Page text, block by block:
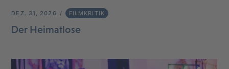
DEZ. 31, 2026 FILMKRITIK
Der Heimatlose